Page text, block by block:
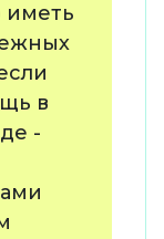
иметь
в
-